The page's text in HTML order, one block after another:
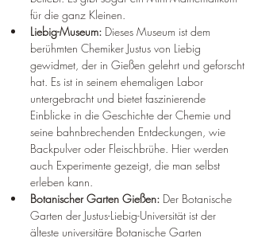
für die ganz Kleinen.
Liebig-Museum: Dieses Museum ist dem
berühmten Chemiker Justus von Liebig
gewidmet, der in Gießen gelehrt und geforscht
hat. Es ist in seinem ehemaligen Labor
untergebracht und bietet faszinierende
Einblicke in die Geschichte der Chemie und
seine bahnbrechenden Entdeckungen, wie
Backpulver oder Fleischbrühe. Hier werden
auch Experimente gezeigt, die man selbst
erleben kann.
Botanischer Garten Gießen: Der Botanische
Garten der Justus-Liebig-Universität ist der
älteste universitäre Botanische Garten